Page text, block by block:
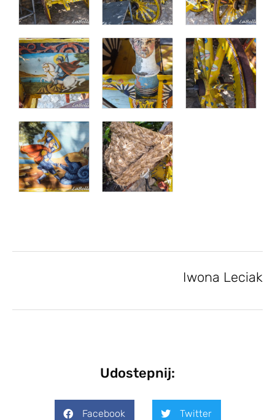
Iwona Leciak
Udostepnij:
Facebook Twitter